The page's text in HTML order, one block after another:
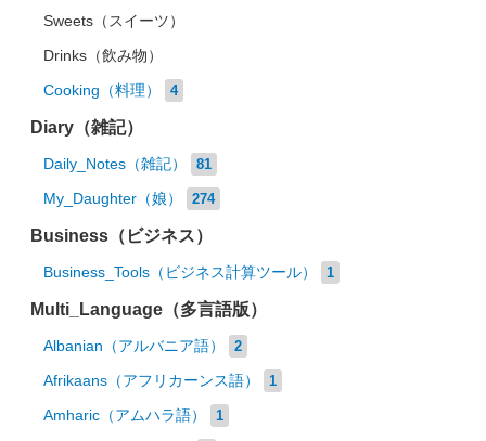
Sweets（スイーツ）
Drinks（飲み物）
Cooking（料理） 4
Diary（雑記）
Daily_Notes（雑記） 81
My_Daughter（娘） 274
Business（ビジネス）
Business_Tools（ビジネス計算ツール） 1
Multi_Language（多言語版）
Albanian（アルバニア語） 2
Afrikaans（アフリカーンス語） 1
Amharic（アムハラ語） 1